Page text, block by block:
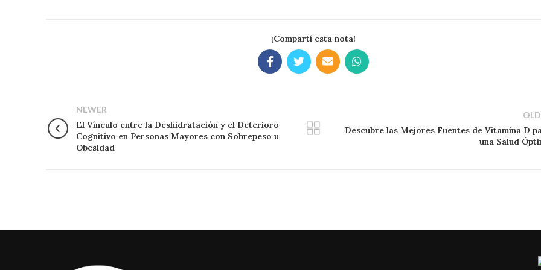
¡Compartí esta nota!
NEWER
El Vínculo entre la Deshidratación y el Deterioro
Cognitivo en Personas Mayores con Sobrepeso u
Obesidad
Descubre las Mejores Fuentes de Vitamina D
una Salud